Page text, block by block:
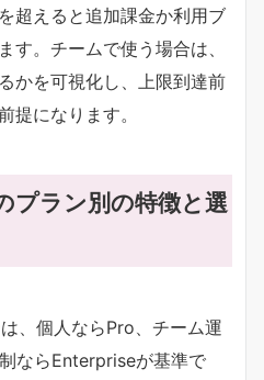
超えると追加課金か利用ブ
す。チームで使う場合は、
かを可視化し、上限到達前
提になります。
ラン別の特徴と選
、個人ならPro、チーム運
ならEnterpriseが基準で